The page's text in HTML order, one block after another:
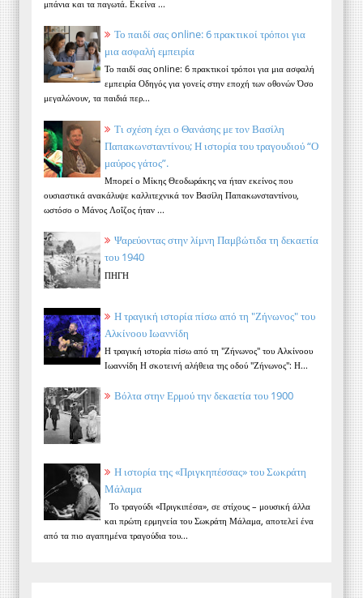
μπάνια και τα παγωτά. Εκείνα ...
Το παιδί σας online: 6 πρακτικοί τρόποι για
μια ασφαλή εμπειρία
Το παιδί σας online: 6 πρακτικοί τρόποι για μια ασφαλή
εμπειρία Οδηγός για γονείς στην εποχή των οθονών Όσο
μεγαλώνουν, τα παιδιά περ...
Τι σχέση έχει ο Θανάσης με τον Βασίλη
Παπακωνσταντίνου; Η ιστορία του τραγουδιού “Ο
μαύρος γάτος”.
Μπορεί ο Μίκης Θεοδωράκης να ήταν εκείνος που
ουσιαστικά ανακάλυψε καλλιτεχνικά τον Βασίλη Παπακωνσταντίνου,
ωστόσο ο Μάνος Λοΐζος ήταν ...
Ψαρεύοντας στην λίμνη Παμβώτιδα τη δεκαετία
του 1940
ΠΗΓΗ
Η τραγική ιστορία πίσω από τη "Ζήνωνος" του
Αλκίνοου Ιωαννίδη
Η τραγική ιστορία πίσω από τη "Ζήνωνος" του Αλκίνοου
Ιωαννίδη Η σκοτεινή αλήθεια της οδού "Ζήνωνος": Η...
Βόλτα στην Ερμού την δεκαετία του 1900
Η ιστορία της «Πριγκηπέσσας» του Σωκράτη
Μάλαμα
Το τραγούδι «Πριγκιπέσα», σε στίχους – μουσική άλλα
και πρώτη ερμηνεία του Σωκράτη Μάλαμα, αποτελεί ένα
από τα πιο αγαπημένα τραγούδια του...